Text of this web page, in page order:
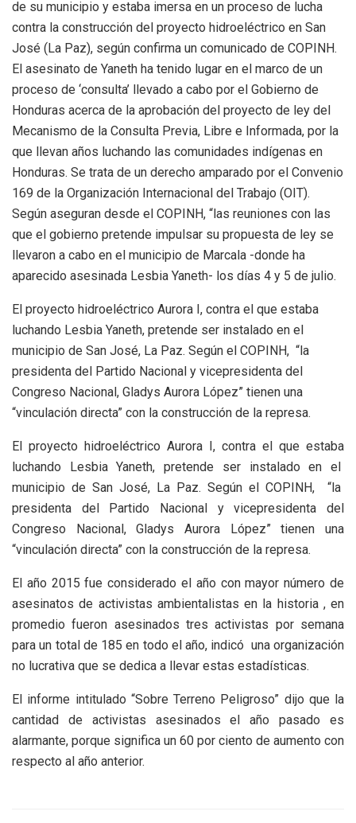
de su municipio y estaba imersa en un proceso de lucha
contra la construcción del proyecto hidroeléctrico en San
José (La Paz), según confirma un comunicado de COPINH.
El asesinato de Yaneth ha tenido lugar en el marco de un
proceso de ‘consulta’ llevado a cabo por el Gobierno de
Honduras acerca de la aprobación del proyecto de ley del
Mecanismo de la Consulta Previa, Libre e Informada, por la
que llevan años luchando las comunidades indígenas en
Honduras. Se trata de un derecho amparado por el Convenio
169 de la Organización Internacional del Trabajo (OIT).
Según aseguran desde el COPINH, “las reuniones con las
que el gobierno pretende impulsar su propuesta de ley se
llevaron a cabo en el municipio de Marcala -donde ha
aparecido asesinada Lesbia Yaneth- los días 4 y 5 de julio.
El proyecto hidroeléctrico Aurora I, contra el que estaba
luchando Lesbia Yaneth, pretende ser instalado en el
municipio de San José, La Paz. Según el COPINH, “la
presidenta del Partido Nacional y vicepresidenta del
Congreso Nacional, Gladys Aurora López” tienen una
“vinculación directa” con la construcción de la represa.
El proyecto hidroeléctrico Aurora I, contra el que estaba
luchando Lesbia Yaneth, pretende ser instalado en el
municipio de San José, La Paz. Según el COPINH, “la
presidenta del Partido Nacional y vicepresidenta del
Congreso Nacional, Gladys Aurora López” tienen una
“vinculación directa” con la construcción de la represa.
El año 2015 fue considerado el año con mayor número de
asesinatos de activistas ambientalistas en la historia , en
promedio fueron asesinados tres activistas por semana
para un total de 185 en todo el año, indicó una organización
no lucrativa que se dedica a llevar estas estadísticas.
El informe intitulado “Sobre Terreno Peligroso” dijo que la
cantidad de activistas asesinados el año pasado es
alarmante, porque significa un 60 por ciento de aumento con
respecto al año anterior.